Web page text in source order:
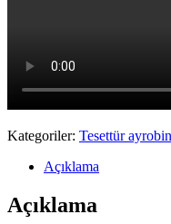
Kategoriler: Tesettür
Açıklama
Açıklama